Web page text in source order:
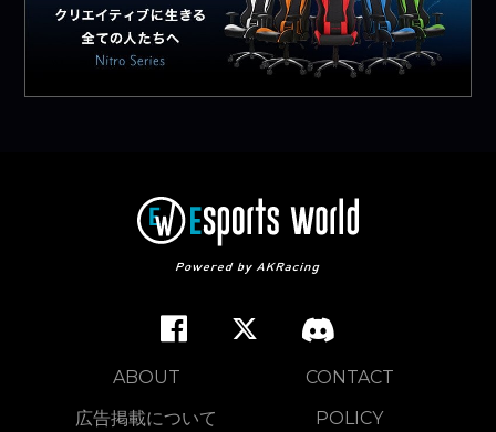
ABOUT
CONTACT
広告掲載について
POLICY